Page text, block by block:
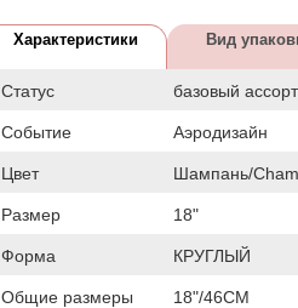
Характеристики Вид
Статус базовый
Событие Аэродизайн
Цвет Шампань/
Размер 18"
Форма КРУГЛЫЙ
Общие размеры 18"/46СМ